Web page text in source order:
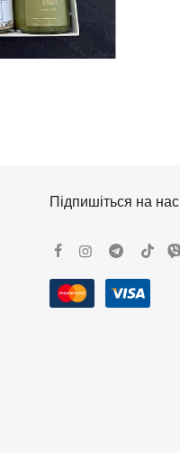
Підпишіться на нас